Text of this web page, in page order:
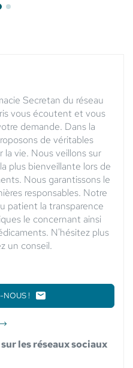
Secretan du réseau
vous écoutent et vous
demande. Dans la
de véritables
vie. Nous veillons sur
plus bienveillante lors de
Nous garantissons le
responsables. Notre
patient la transparence
le concernant ainsi
N'hésitez plus
un conseil.
NOUS !
DE
les réseaux sociaux